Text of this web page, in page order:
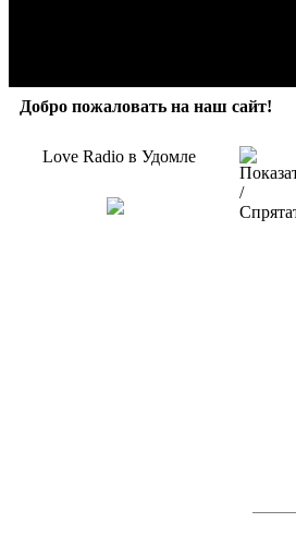
Добро пожаловать на наш сайт!
Love Radio в Удомле